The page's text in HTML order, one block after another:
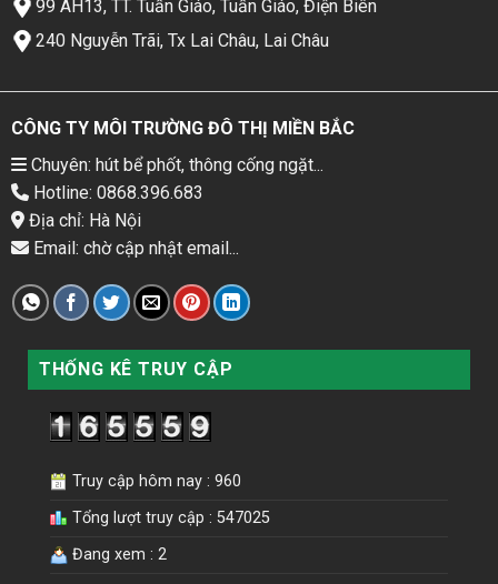
99 AH13, TT. Tuần Giáo, Tuần Giáo, Điện Biên
240 Nguyễn Trãi, Tx Lai Châu, Lai Châu
CÔNG TY MÔI TRƯỜNG ĐÔ THỊ MIỀN BẮC
Chuyên: hút bể phốt, thông cống ngặt...
Hotline: 0868.396.683
Địa chỉ: Hà Nội
Email: chờ cập nhật email...
THỐNG KÊ TRUY CẬP
Truy cập hôm nay : 960
Tổng lượt truy cập : 547025
Đang xem : 2